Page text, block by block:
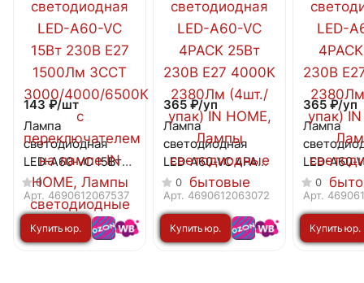
143 ₽/шт
Лампа
светодиодная
LED-A60-VC 15Вт
230В Е27 1500Лм
3ССТ
3000/4000/6500К
с переключателем
на лампе IN HOME
0
Арт. 4690612067537
Купить юр.
365 ₽/уп
Лампа
светодиодная
LED-A60-VC 4PACK
25Вт 230В Е27
4000К 2380Лм
(4шт./упак) IN
HOME
0
Арт. 4690612063072
Купить юр.
365 ₽/уп
Лампа
LED-A60-
25Вт
3000К
(4шт./
HOME
0
Арт.
Купить юр.